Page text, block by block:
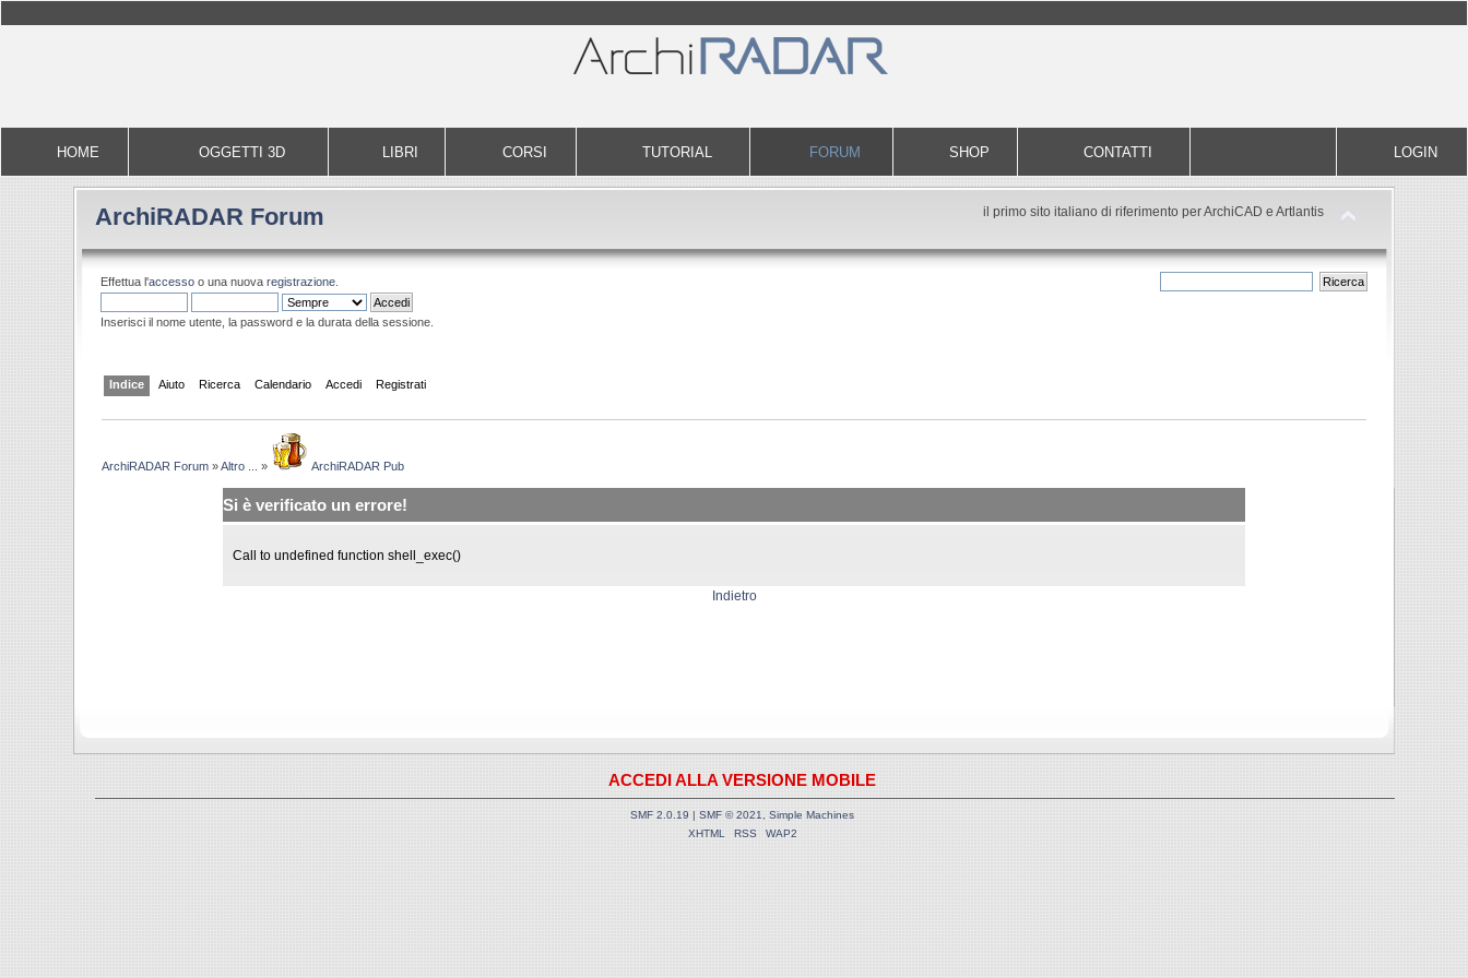
HOME OGGETTI 3D LIBRI CORSI TUTORIAL FORUM SHOP CONTATTI LOGIN
ArchiRADAR Forum il primo sito italiano di riferimento per ArchiCAD e Artlantis
Effettua l'accesso o una nuovaregistrazione.
Inserisci il nome utente, la password e la durata della sessione.
Indice Aiuto Ricerca Calendario Accedi Registrati
ArchiRADAR Forum »Altro ... » ArchiRADAR Pub
Si è verificato un errore!
Call to undefined function shell_exec()
Indietro
ACCEDI ALLA VERSIONE MOBILE
SMF 2.0.19 | SMF © 2021
Simple Machines
XHTML
RSS WAP2